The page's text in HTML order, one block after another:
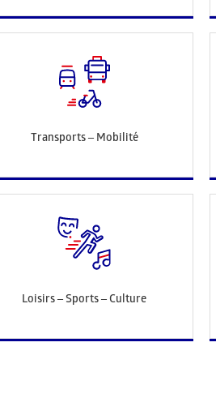
Transports – Mobilité
Loisirs – Sports – Culture